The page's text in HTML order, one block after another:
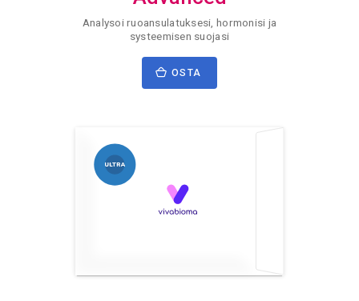
Analysoi ruoansulatuksesi, hormonisi ja
systeemisen suojasi
OSTA